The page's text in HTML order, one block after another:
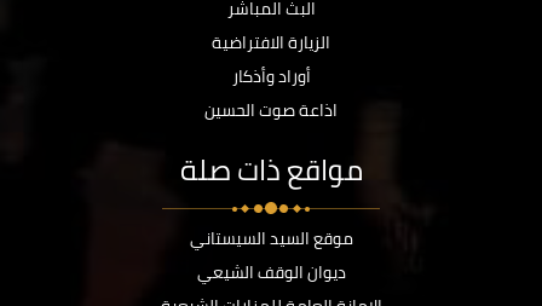
البث المباشر
الزيارة الافتراضية
أوراد وأذكار
اذاعة صوت الحسين
مواقع ذات صلة
موقع السيد السيستاني
ديوان الوقف الشيعي